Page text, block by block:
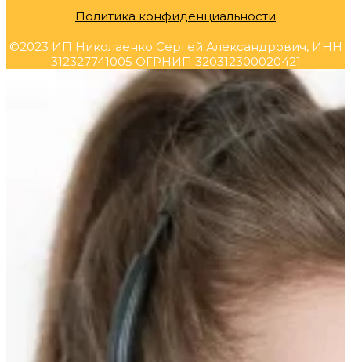
Политика конфиденциальности
©2023 ИП Николаенко Сергей Александрович, ИНН
312327741005 ОГРНИП 320312300020421